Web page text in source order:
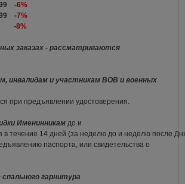
-6%
-7%
-8%
заказах - рассматриваются
инвалидам и участникам ВОВ и военных
при предъявлении удостоверения.
Именинникам до и
в течение 14 дней (за неделю до и неделю после
паспорта, или свидетельства о
спального гарнитура